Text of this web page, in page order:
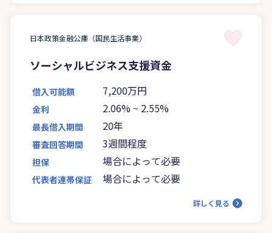
日本政策金融公庫（国民生活事業）
ソーシャルビジネス支援資金
借入可能額 7,200万円
金利 2.06% ~ 2.55%
最長借入期間 20年
審査回答期間 3週間程度
担保 場合によって必要
代表者連帯保証 場合によって必要
詳しく見る